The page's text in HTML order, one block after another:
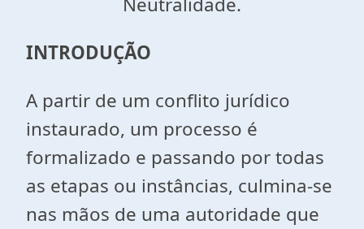
INTRODUÇÃO
A partir de um conflito jurídico
instaurado, um processo é
formalizado e passando por todas
as etapas ou instâncias, culmina-se
nas mãos de uma autoridade que